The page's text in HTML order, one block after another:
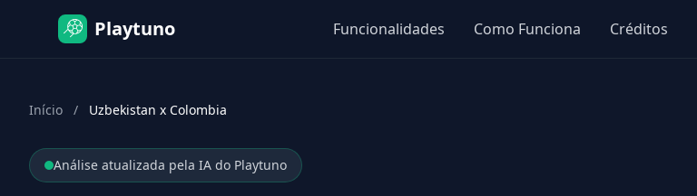
Playtuno Funcionalidades Como Funciona Créditos
Início / Uzbekistan x Colombia
Análise atualizada pela IA do Playtuno